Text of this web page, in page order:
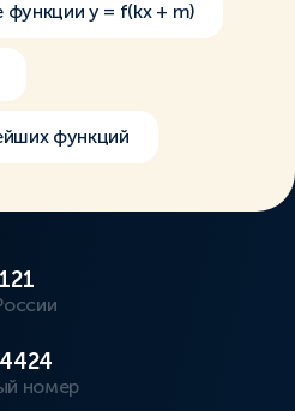
y = f(kx + m)
функций
номер